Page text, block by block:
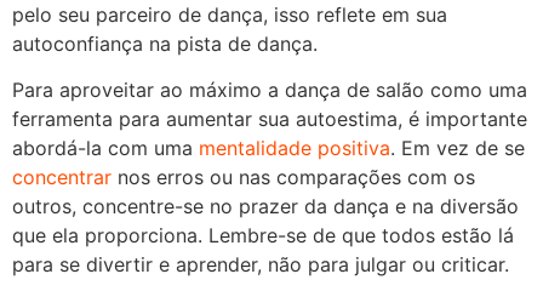
pelo seu parceiro de dança, isso reflete em sua
autoconfiança na pista de dança.
Para aproveitar ao máximo a dança de salão como uma
ferramenta para aumentar sua autoestima, é importante
abordá-la com uma mentalidade positiva. Em vez de se
concentrar nos erros ou nas comparações com os
outros, concentre-se no prazer da dança e na diversão
que ela proporciona. Lembre-se de que todos estão lá
para se divertir e aprender, não para julgar ou criticar.